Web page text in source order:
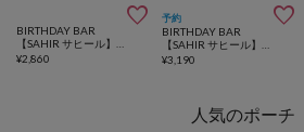

BIRTHDAY BAR
¥2,860
予約 
BIRTHDAY BAR
¥3,190
人気のポーチ